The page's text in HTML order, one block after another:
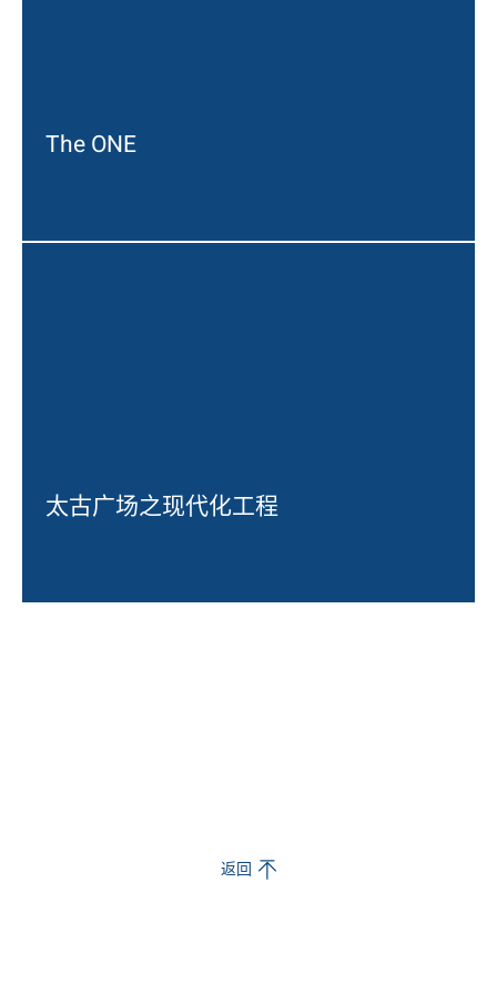
The ONE
太古广场之现代化工程
返回